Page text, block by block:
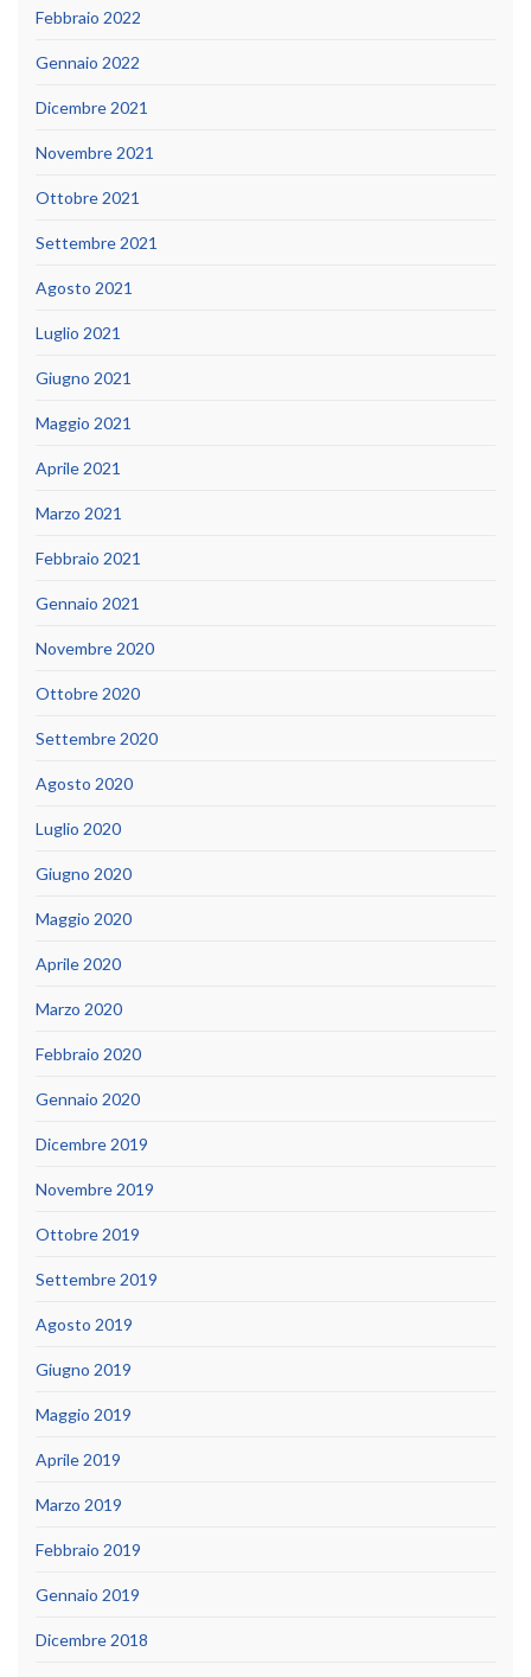
Febbraio 2022
Gennaio 2022
Dicembre 2021
Novembre 2021
Ottobre 2021
Settembre 2021
Agosto 2021
Luglio 2021
Giugno 2021
Maggio 2021
Aprile 2021
Marzo 2021
Febbraio 2021
Gennaio 2021
Novembre 2020
Ottobre 2020
Settembre 2020
Agosto 2020
Luglio 2020
Giugno 2020
Maggio 2020
Aprile 2020
Marzo 2020
Febbraio 2020
Gennaio 2020
Dicembre 2019
Novembre 2019
Ottobre 2019
Settembre 2019
Agosto 2019
Giugno 2019
Maggio 2019
Aprile 2019
Marzo 2019
Febbraio 2019
Gennaio 2019
Dicembre 2018